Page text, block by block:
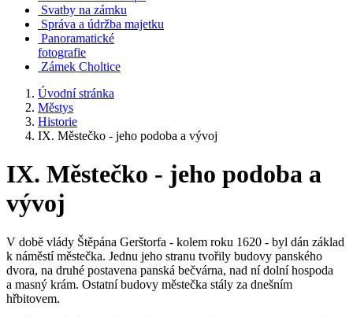
Svatby na zámku
Správa a údržba majetku
Panoramatické
fotografie
Zámek Choltice
Úvodní stránka
Městys
Historie
IX. Městečko - jeho podoba a vývoj
IX. Městečko - jeho podoba a
vývoj
V době vlády Štěpána Gerštorfa - kolem roku 1620 - byl dán základ
k náměstí městečka. Jednu jeho stranu tvořily budovy panského
dvora, na druhé postavena panská bečvárna, nad ní dolní hospoda
a masný krám. Ostatní budovy městečka stály za dnešním
hřbitovem.